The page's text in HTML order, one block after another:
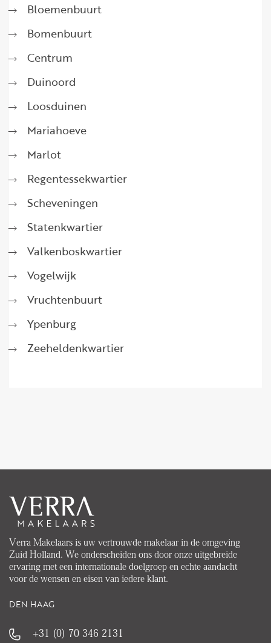
Bloemenbuurt
Bomenbuurt
Centrum
Duinoord
Loosduinen
Mariahoeve
Marlot
Regentessekwartier
Scheveningen
Statenkwartier
Valkenboskwartier
Vogelwijk
Vruchtenbuurt
Ypenburg
Zeeheldenkwartier
Verra Makelaars is uw vertrouwde makelaar in de omgeving
Zuid Holland. We onderscheiden ons door onze uitgebreide
ervaring met een internationale doelgroep en echte aandacht
voor de wensen en eisen van iedere klant.
DEN HAAG
+31 (0) 70 346 2131